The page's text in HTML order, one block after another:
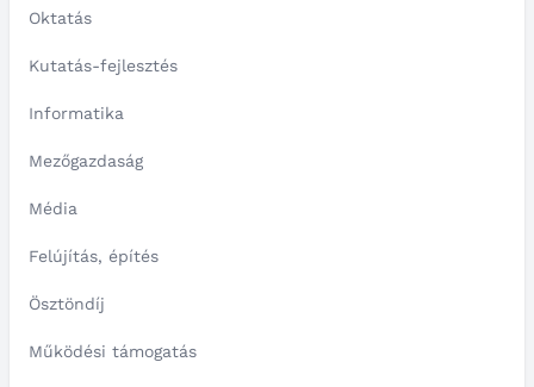
Oktatás
Kutatás-fejlesztés
Informatika
Mezőgazdaság
Média
Felújítás, építés
Ösztöndíj
Működési támogatás